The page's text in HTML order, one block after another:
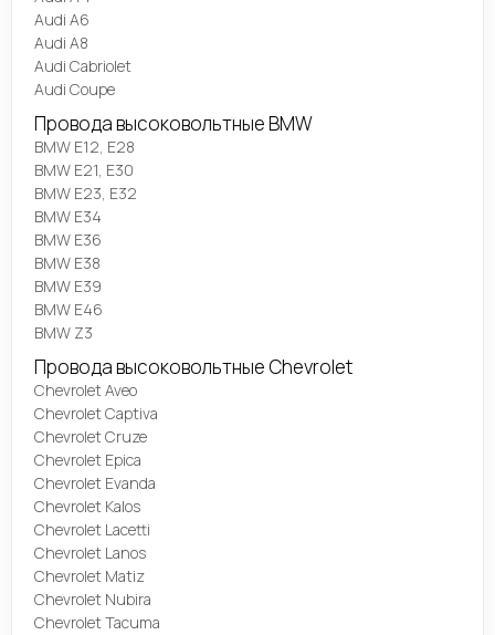
Audi A6
Audi A8
Audi Cabriolet
Audi Coupe
Провода высоковольтные BMW
BMW E12, E28
BMW E21, E30
BMW E23, E32
BMW E34
BMW E36
BMW E38
BMW E39
BMW E46
BMW Z3
Провода высоковольтные Chevrolet
Chevrolet Aveo
Chevrolet Captiva
Chevrolet Cruze
Chevrolet Epica
Chevrolet Evanda
Chevrolet Kalos
Chevrolet Lacetti
Chevrolet Lanos
Chevrolet Matiz
Chevrolet Nubira
Chevrolet Tacuma